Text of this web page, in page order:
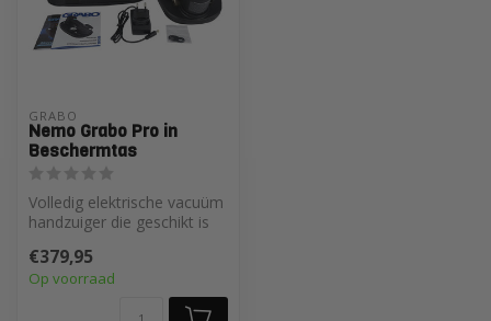
GRABO
Nemo Grabo Pro in
Beschermtas
Volledig elektrische vacuüm
handzuiger die geschikt is
€379,95
Op voorraad